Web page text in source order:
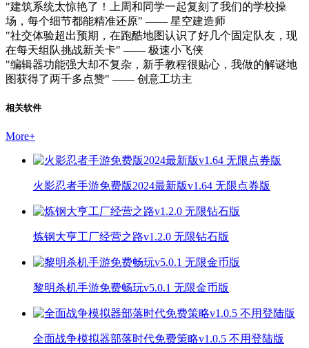
"建筑系统太惊艳了！上周和同学一起复刻了我们的学校操
场，每个细节都能精准还原" —— 星空建造师
"社交体验超出预期，在跑酷地图认识了好几个固定队友，现
在每天组队挑战新关卡" —— 极速小飞侠
"编辑器功能强大却不复杂，新手教程很贴心，我做的解谜地
图获得了两千多点赞" —— 创意工坊主
相关软件
More+
火影忍者手游免费版2024最新版v1.64 无限点券版
炼钢大亨工厂经营之路v1.2.0 无限钻石版
黎明杀机手游免费畅玩v5.0.1 无限金币版
全面战争模拟器部落时代免费策略v1.0.5 不用登陆版